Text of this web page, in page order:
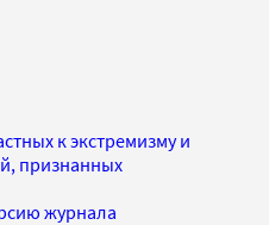
к экстремизму и
признанных
журнала